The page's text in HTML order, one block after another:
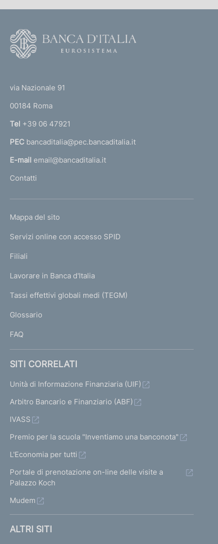
r
n
a
l
'
m
e
a
g
via Nazionale 91
00184 Roma
Tel +39 06 47921
PEC bancaditalia@pec.bancaditalia.it
E-mail email@bancaditalia.it
Contatti
L
N
K
T
I
I
Mappa del sito
Servizi online con accesso SPID
Filiali
Lavorare in Banca d'Italia
Tassi effettivi globali medi (TEGM)
Glossario
FAQ
SITI CORRELATI
Unità di Informazione Finanziaria (UIF)
Arbitro Bancario e Finanziario (ABF)
IVASS
Premio per la scuola "Inventiamo una banconota"
L'Economia per tutti
Portale di prenotazione on-line delle visite a
Palazzo Koch
Mudem
ALTRI SITI